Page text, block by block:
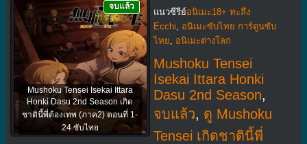
Mushoku Tensei Isekai Ittara
Honki Dasu 2nd Season เกิด
ชาตินี้พี่ต้องเทพ (ภาค2) ตอนที่ 1-
24 ซับไทย
จบแล้ว
แนวซีรีย์อนิเมะ18+ ทะลึ่ง
Ecchi
อนิเมะซับไทย การ์ตูนซับ
ไทย
อนิเมะต่างโลก
Mushoku Tensei
Isekai Ittara Honki
Dasu 2nd Season,
จบแล้ว, ดู Mushoku
Tensei เกิดชาตินี้พี่